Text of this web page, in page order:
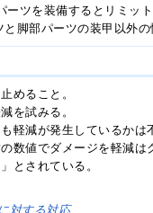
ーツを装備するとリミッ
脚部パーツの装甲以外の
めること。
を試みる。
軽減が発生しているかは
数値でダメージを軽減は
とされている。
対する対応